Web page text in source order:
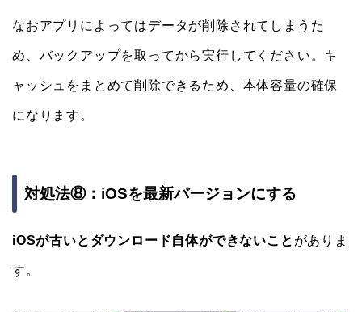
なおアプリによってはデータが削除されてしまうた
め、バックアップを取ってから実行してください。キ
ャッシュをまとめて削除できるため、本体容量の確保
になります。
対処法⑧：iOSを最新バージョンにする
iOSが古いとダウンロード自体ができないこと がありま
す。